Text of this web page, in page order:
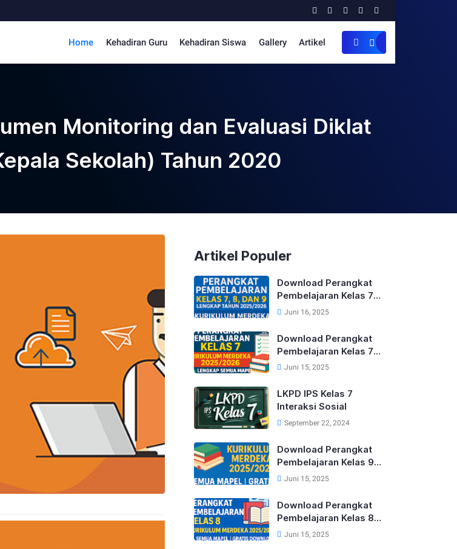
Home Kehadiran Guru Kehadiran Siswa Gallery Artikel
Monitoring dan Evaluasi Diklat
Sekolah) Tahun 2020
Artikel Populer
Download Perangkat
Pembelajaran Kelas 7,
8, dan 9 Lengkap
Kurikulum Merdeka
Juni 16, 2025
Download Perangkat
Pembelajaran Kelas 7
Kurikulum Merdeka
2025/2026 (Semua
Mapel)
Juni 15, 2025
LKPD IPS Kelas 7
Interaksi Sosial
September 22, 2024
Download Perangkat
Pembelajaran Kelas 9
Kurikulum Merdeka
2025/2026 (Semua
Mapel)
Juni 15, 2025
Download Perangkat
Pembelajaran Kelas 8
Kurikulum Merdeka
Juni 15, 2025